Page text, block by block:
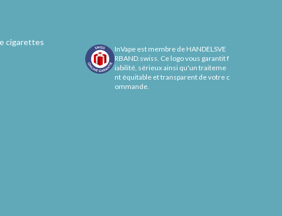
cigarettes
InVape est membre de HANDELSVE
RBAND.swiss. Ce logo vous garantit f
iabilité, sérieux ainsi qu'un traiteme
nt équitable et transparent de votre c
ommande.